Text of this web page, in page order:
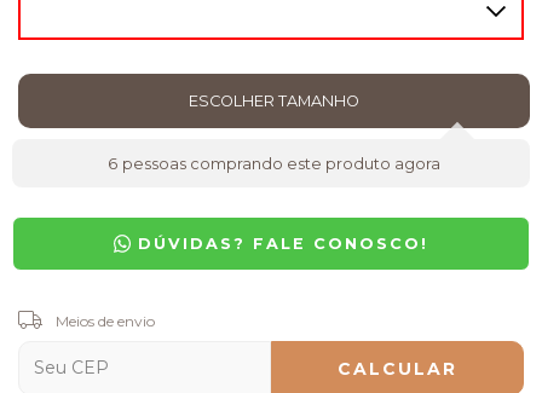
6 pessoas comprando este produto agora
DÚVIDAS? FALE CONOSCO!
Entregas para o CEP:
Meios de envio
CALCULAR